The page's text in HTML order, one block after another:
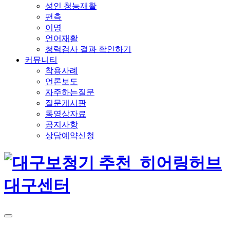
성인 청능재활
편측
이명
언어재활
청력검사 결과 확인하기
커뮤니티
착용사례
언론보도
자주하는질문
질문게시판
동영상자료
공지사항
상담예약신청